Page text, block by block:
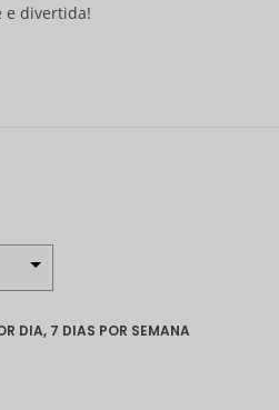
e divertida!
DIA, 7 DIAS POR SEMANA